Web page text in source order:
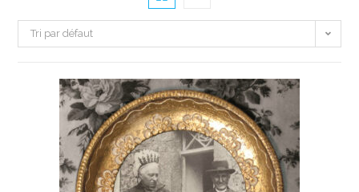
Tri par défaut